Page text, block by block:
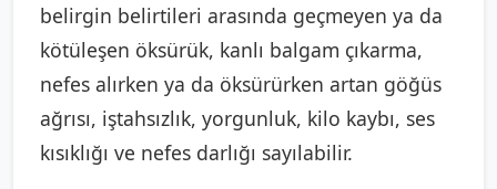
belirgin belirtileri arasında geçmeyen ya da
kötüleşen öksürük, kanlı balgam çıkarma,
nefes alırken ya da öksürürken artan göğüs
ağrısı, iştahsızlık, yorgunluk, kilo kaybı, ses
kısıklığı ve nefes darlığı sayılabilir.